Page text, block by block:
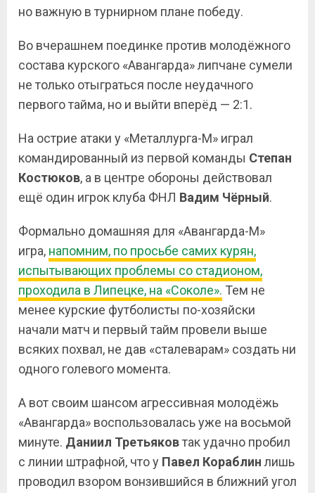
но важную в турнирном плане победу.
Во вчерашнем поединке против молодёжного
состава курского «Авангарда» липчане сумели
не только отыграться после неудачного
первого тайма, но и выйти вперёд — 2:1.
На острие атаки у «Металлурга-М» играл
командированный из первой команды Степан
Костюков, а в центре обороны действовал
ещё один игрок клуба ФНЛ Вадим Чёрный.
Формально домашняя для «Авангарда-М»
игра, напомним, по просьбе самих курян,
испытывающих проблемы со стадионом,
проходила в Липецке, на «Соколе». Тем не
менее курские футболисты по-хозяйски
начали матч и первый тайм провели выше
всяких похвал, не дав «сталеварам» создать ни
одного голевого момента.
А вот своим шансом агрессивная молодёжь
«Авангарда» воспользовалась уже на восьмой
минуте. Даниил Третьяковтак удачно пробил
с линии штрафной, что у Павел Кораблин лишь
проводил взором вонзившийся в ближний угол